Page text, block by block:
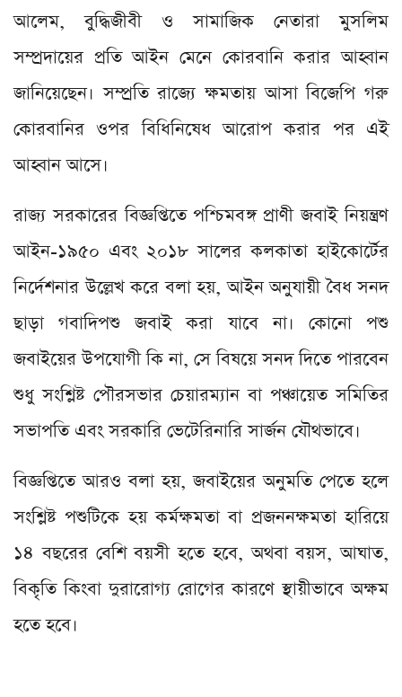
আলেম, বুদ্ধিজীবী ও সামাজিক নেতারা মুসলিম
সম্প্রদায়ের প্রতি আইন মেনে কোরবানি করার আহ্বান
জানিয়েছেন। সম্প্রতি রাজ্যে ক্ষমতায় আসা বিজেপি গরু
কোরবানির ওপর বিধিনিষেধ আরোপ করার পর এই
আহ্বান আসে।
রাজ্য সরকারের বিজ্ঞপ্তিতে পশ্চিমবঙ্গ প্রাণী জবাই নিয়ন্ত্রণ
আইন-১৯৫০ এবং ২০১৮ সালের কলকাতা হাইকোর্টের
নির্দেশনার উল্লেখ করে বলা হয়, আইন অনুযায়ী বৈধ সনদ
ছাড়া গবাদিপশু জবাই করা যাবে না। কোনো পশু
জবাইয়ের উপযোগী কি না, সে বিষয়ে সনদ দিতে পারবেন
শুধু সংশ্লিষ্ট পৌরসভার চেয়ারম্যান বা পঞ্চায়েত সমিতির
সভাপতি এবং সরকারি ভেটেরিনারি সার্জন যৌথভাবে।
বিজ্ঞপ্তিতে আরও বলা হয়, জবাইয়ের অনুমতি পেতে হলে
সংশ্লিষ্ট পশুটিকে হয় কর্মক্ষমতা বা প্রজননক্ষমতা হারিয়ে
১৪ বছরের বেশি বয়সী হতে হবে, অথবা বয়স, আঘাত,
বিকৃতি কিংবা দুরারোগ্য রোগের কারণে স্থায়ীভাবে অক্ষম
হতে হবে।